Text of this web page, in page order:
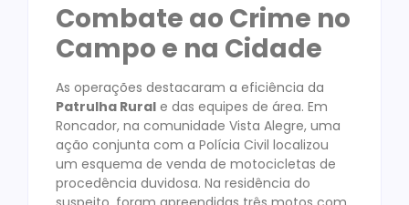
Combate ao Crime no
Campo e na Cidade
As operações destacaram a eficiência da
Patrulha Rural e das equipes de área. Em
Roncador, na comunidade Vista Alegre, uma
ação conjunta com a Polícia Civil localizou
um esquema de venda de motocicletas de
procedência duvidosa. Na residência do